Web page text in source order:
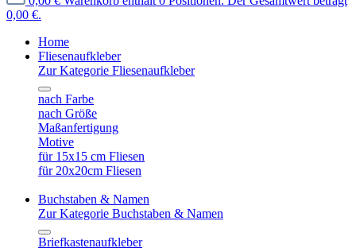
0,00 €.
Home
Fliesenaufkleber
Zur Kategorie Fliesenaufkleber
nach Farbe
nach Größe
Maßanfertigung
Motive
für 15x15 cm Fliesen
für 20x20cm Fliesen
Buchstaben & Namen
Zur Kategorie Buchstaben & Namen
Briefkastenaufkleber